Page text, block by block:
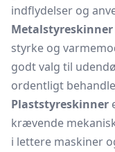
indflydelser og
Metalstyreskinner
styrke og
godt valg til
ordentligt
Plaststyreskinner
krævende
i lettere maskiner